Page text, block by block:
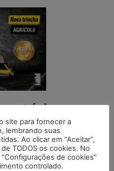
será publicado.
com*
site para fornecer a
lembrando suas
Ao clicar em “Aceitar”,
TODOS os cookies. No
de cookies"
controlado.